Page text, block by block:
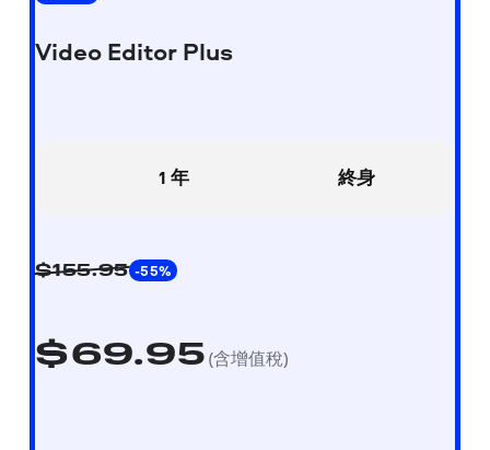
Video Editor Plus
1 年 終身
$155.95 -55%
$69.95(含增值稅)